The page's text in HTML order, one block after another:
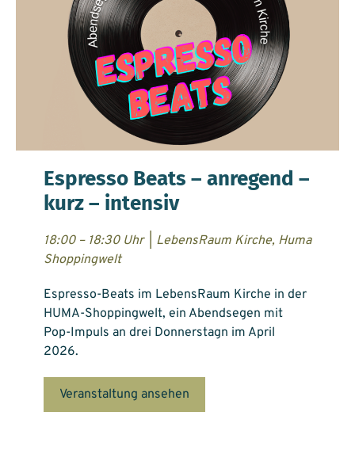
Espresso Beats – anregend –
kurz – intensiv
18:00 – 18:30 Uhr
LebensRaum Kirche, Huma
Shoppingwelt
Espresso-Beats im LebensRaum Kirche in der
HUMA-Shoppingwelt, ein Abendsegen mit
Pop-Impuls an drei Donnerstagn im April
2026.
Veranstaltung ansehen